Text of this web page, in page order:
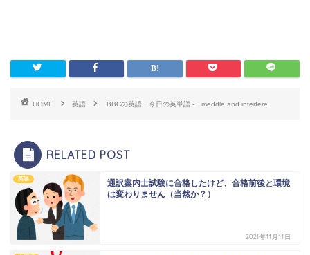
HOME 英語 BBCの英語 今日の英単語 - meddle and interfere
RELATED POST
英語
通訳案内士試験に合格したけど、合格前後と環境
は変わりません（当然か？）
2021年11月11日